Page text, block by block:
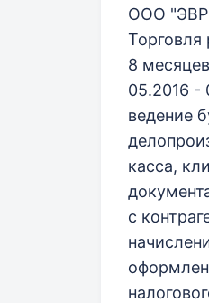
ООО
Торговля
8 месяцев
05.2016 -
ведение
касса,
с